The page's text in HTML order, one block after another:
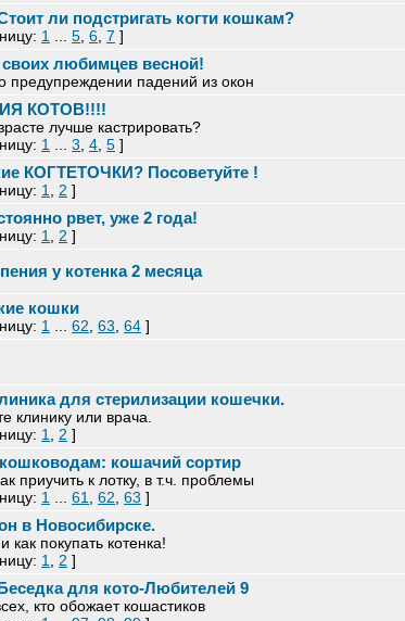
ли подстригать когти кошкам?
1 5 6 7 ]
любимцев весной!
предупреждении падений из окон
КОТОВ!!!!
лучше кастрировать?
1 3 4 5 ]
КОГТЕТОЧКИ? Посоветуйте !
1 2 ]
рвет, уже 2 года!
1 2 ]
у котенка 2 месяца
кошки
1 62 63 64 ]
для стерилизации кошечки.
клинику или врача.
1 2 ]
кошачий сортир
приучить к лотку, в т.ч. проблемы
1 61 62 63 ]
в Новосибирске.
как покупать котенка!
1 2 ]
для кото-Любителей 9
кто обожает кошастиков